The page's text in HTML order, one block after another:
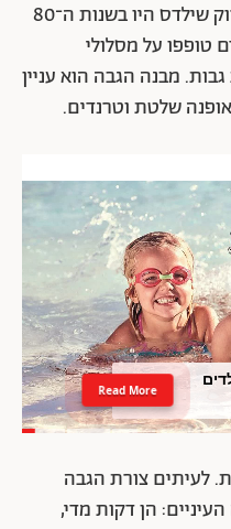
דקיקות וכמעט בלתי נראות. לברוק שילדס היו בשנות ה־80
טופפו על מסלולי
מבנה הגבה הוא עניין
שלטת וטרנדים.
ילדים
Read More
לעיתים צורת הגבה
הן דקות מדי,